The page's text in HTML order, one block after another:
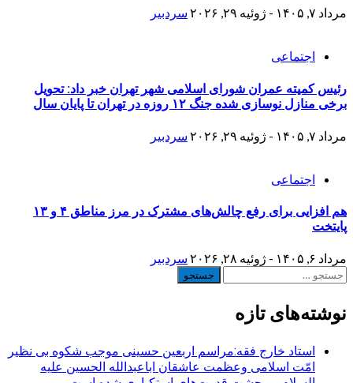
مرداد ۷, ۱۴۰۵ - ژوئیه ۲۹, ۲۰۲۶ سردبیر
اجتماعی
رئیس کمیته عمران شورای اسلامی شهر تهران خبر داد: تحویل
برخی منازل نوسازی شده جنگ ۱۲ روزه در تهران تا پایان سال
مرداد ۷, ۱۴۰۵ - ژوئیه ۲۹, ۲۰۲۶ سردبیر
اجتماعی
هم افزایی برای رفع چالش‌های مشترک در مرز مناطق ۴ و ۱۳
پایتخت
مرداد ۶, ۱۴۰۵ - ژوئیه ۲۸, ۲۰۲۶
سردبیر
جستجو
نوشته‌های تازه
استاد خارج فقه:مراسم اربعین حسینی موجب شکوه بی نظیر
امّت اسلامی وعظمت عاشقان اباعبدالله الحسین علیه